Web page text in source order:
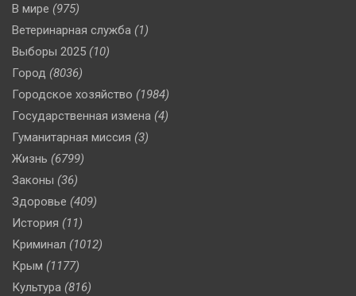
В мире (975)
Ветеринарная служба (1)
Выборы 2025 (10)
Город (8036)
Городское хозяйство (1984)
Государственная измена (4)
Гуманитарная миссия (3)
Жизнь (6799)
Законы (36)
Здоровье (409)
История (11)
Криминал (1012)
Крым (1177)
Культура (816)